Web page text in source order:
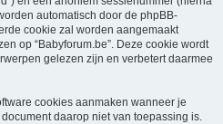
automatisch door de phpBB-
cookie zal worden aangemaakt
op “Babyforum.be”. Deze cookie wordt
gelezen zijn en verbetert daarmee
cookies aanmaken wanneer je
daarop niet van toepassing is.